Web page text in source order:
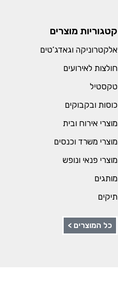
קטגוריות מוצרים
אלקטרוניקה וגאדג’טים
חולצות לאירועים
טקסטיל
כוסות ובקבוקים
מוצרי אירוח ובית
מוצרי משרד וכנסים
מוצרי פנאי ונופש
מותגים
תיקים
כל המוצרים >